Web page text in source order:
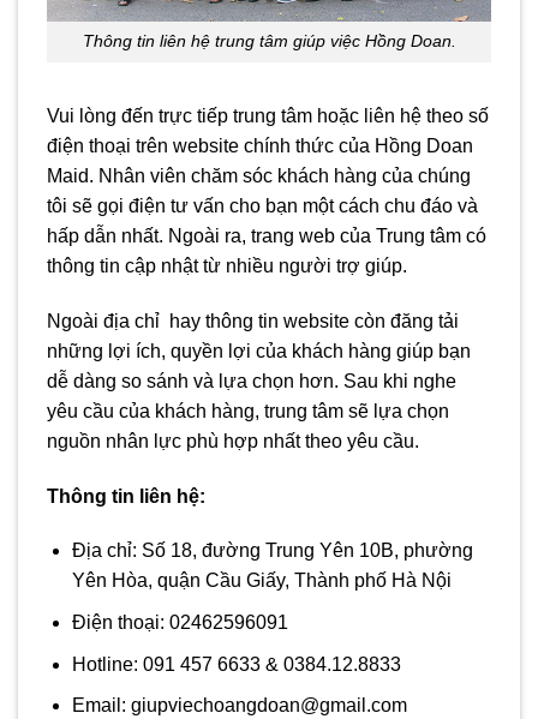
Thông tin liên hệ trung tâm giúp việc Hồng Doan.
Vui lòng đến trực tiếp trung tâm hoặc liên hệ theo số
điện thoại trên website chính thức của Hồng Doan
Maid. Nhân viên chăm sóc khách hàng của chúng
tôi sẽ gọi điện tư vấn cho bạn một cách chu đáo và
hấp dẫn nhất. Ngoài ra, trang web của Trung tâm có
thông tin cập nhật từ nhiều người trợ giúp.
Ngoài địa chỉ hay thông tin website còn đăng tải
những lợi ích, quyền lợi của khách hàng giúp bạn
dễ dàng so sánh và lựa chọn hơn. Sau khi nghe
yêu cầu của khách hàng, trung tâm sẽ lựa chọn
nguồn nhân lực phù hợp nhất theo yêu cầu.
Thông tin liên hệ:
Địa chỉ: Số 18, đường Trung Yên 10B, phường
Yên Hòa, quận Cầu Giấy, Thành phố Hà Nội
Điện thoại: 02462596091
Hotline: 091 457 6633 & 0384.12.8833
Email: giupviechoangdoan@gmail.com